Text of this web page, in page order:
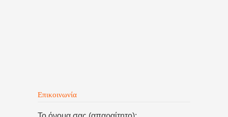
Επικοινωνία